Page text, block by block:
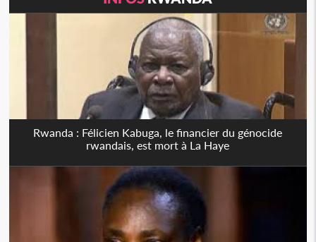
Rwanda : Félicien Kabuga, le financier du génocide
rwandais, est mort à La Haye